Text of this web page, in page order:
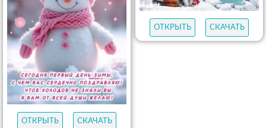
ОТКРЫТЬ СКАЧАТЬ
ОТКРЫТЬ СКАЧАТЬ